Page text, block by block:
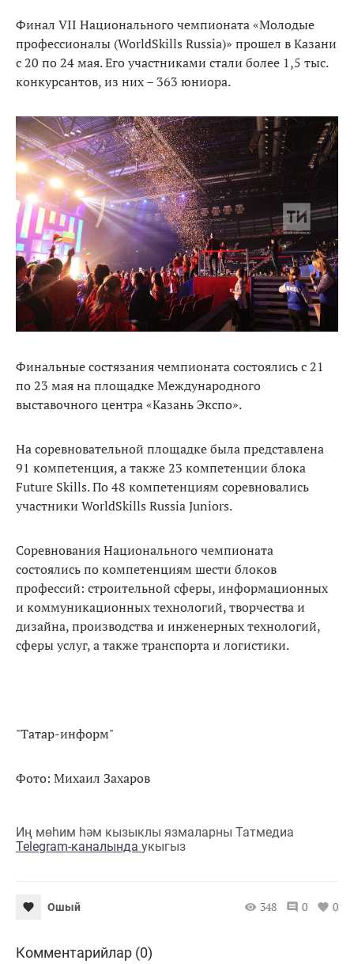
Финал VII Национального чемпионата «Молодые
профессионалы (WorldSkills Russia)» прошел в Казани
с 20 по 24 мая. Его участниками стали более 1,5 тыс.
конкурсантов, из них – 363 юниора.
Финальные состязания чемпионата состоялись с 21
по 23 мая на площадке Международного
выставочного центра «Казань Экспо».
На соревновательной площадке была представлена
91 компетенция, а также 23 компетенции блока
Future Skills. По 48 компетенциям соревновались
участники WorldSkills Russia Juniors.
Соревнования Национального чемпионата
состоялись по компетенциям шести блоков
профессий: строительной сферы, информационных
и коммуникационных технологий, творчества и
дизайна, производства и инженерных технологий,
сферы услуг, а также транспорта и логистики.
"Татар-информ"
Фото: Михаил Захаров
Иң мөһим һәм кызыклы язмаларны Татмедиа
Telegram-каналында укыгыз
Ошый 348 0 0
Комментарийлар (0)